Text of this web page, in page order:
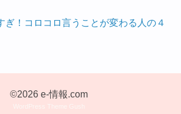
ぎ！コロコロ言うことが変わる人の４
©2026 e-情報.com